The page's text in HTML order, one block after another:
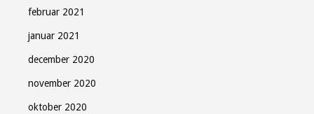
februar 2021
januar 2021
december 2020
november 2020
oktober 2020